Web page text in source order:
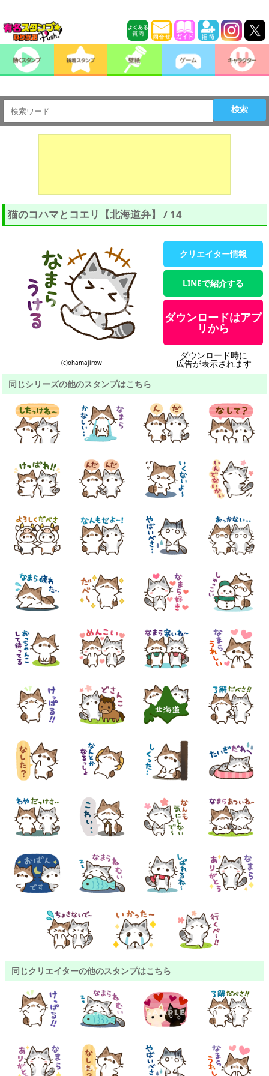
検索
猫のコハマとコエリ【北海道弁】 / 14
(c)ohamajirow
クリエイター情報
LINEで紹介する
ダウンロードはアプ
リから
ダウンロード時に
広告が表示されます
同じシリーズの他のスタンプはこちら
同じクリエイターの他のスタンプはこちら